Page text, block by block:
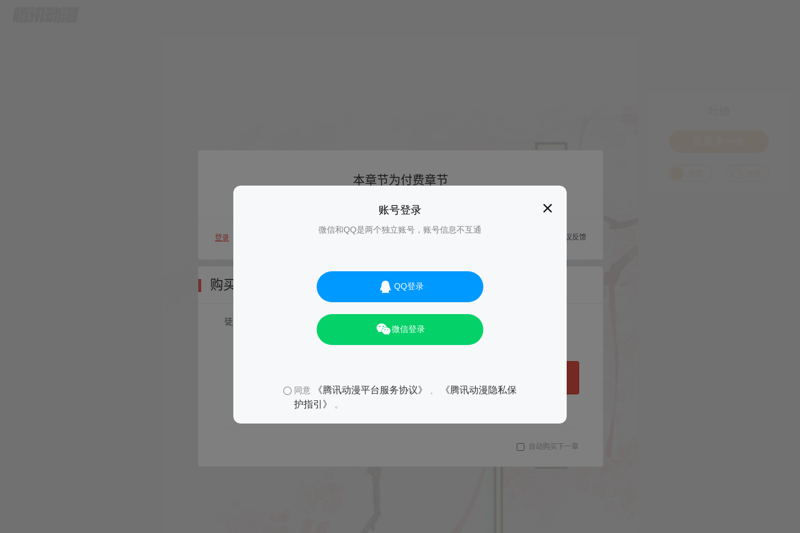
账号登录
微信和QQ是两个独立账号，账号信息不互通
QQ登录
微信登录
同意 《腾讯动漫平台服务协议》
《腾讯动漫隐私保
护指引》
。